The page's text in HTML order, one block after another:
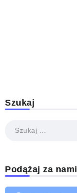
Szukaj
Podążaj za nami